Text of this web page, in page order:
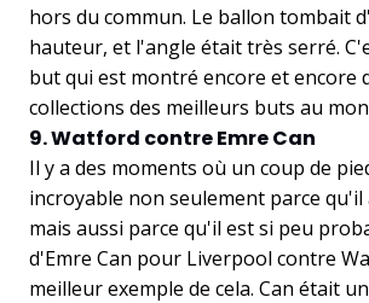
hors du commun. Le ballon tombait
hauteur, et l'angle était très serré.
but qui est montré encore et encore
collections des meilleurs buts au
9. Watford contre Emre Can
Il y a des moments où un coup de
incroyable non seulement parce qu'il
mais aussi parce qu'il est si peu
d'Emre Can pour Liverpool contre
meilleur exemple de cela. Can était